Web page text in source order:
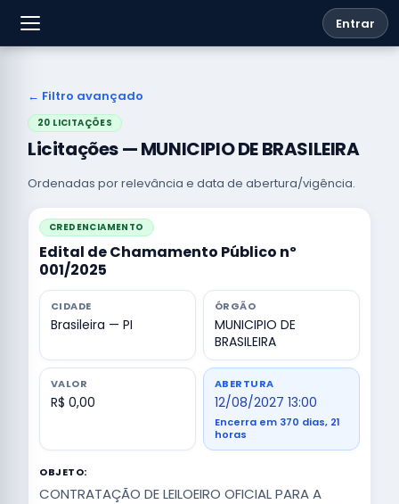
Entrar
← Filtro avançado
20 LICITAÇÕES
Licitações — MUNICIPIO DE BRASILEIRA
Ordenadas por relevância e data de abertura/vigência.
CREDENCIAMENTO
Edital de Chamamento Público nº
001/2025
CIDADE
Brasileira — PI
ÓRGÃO
MUNICIPIO DE
BRASILEIRA
VALOR
R$ 0,00
ABERTURA
12/08/2027 13:00
Encerra em 370 dias, 21
horas
OBJETO:
CONTRATAÇÃO DE LEILOEIRO OFICIAL PARA A